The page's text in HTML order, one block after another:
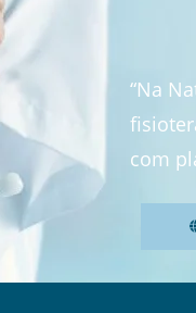
“Na
com